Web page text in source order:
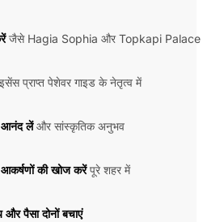
जैसे Hagia Sophia और Topkapi Palace
प्राप्त पेशेवर गाइड के नेतृत्व में
लेंऔर सांस्कृतिक अनुभव
आकर्षणों की खोज करेंपूरे शहर में
और पैसा दोनों बचाएं